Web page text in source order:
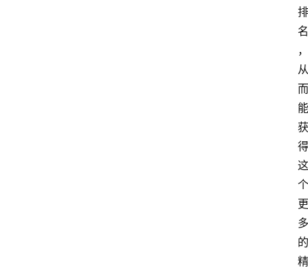
排
名
，
从
而
能
获
得
这
个
更
多
的
精